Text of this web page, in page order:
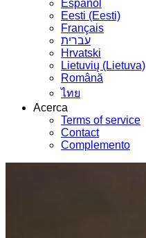
Español
Eesti (Eesti)
Français
עברית
Hrvatski
Lietuvių (Lietuva)
Română
ไทย
Acerca
Terms of service
Contact
Complemento